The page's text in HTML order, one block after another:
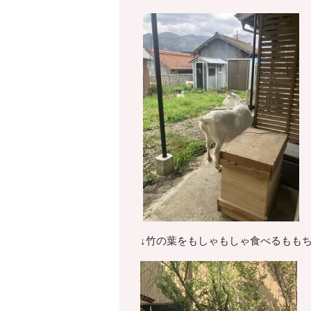
↓竹の葉をもしゃもしゃ食べるもも